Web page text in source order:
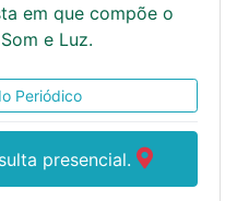
em que compõe o
e Luz.
Periódico
presencial.